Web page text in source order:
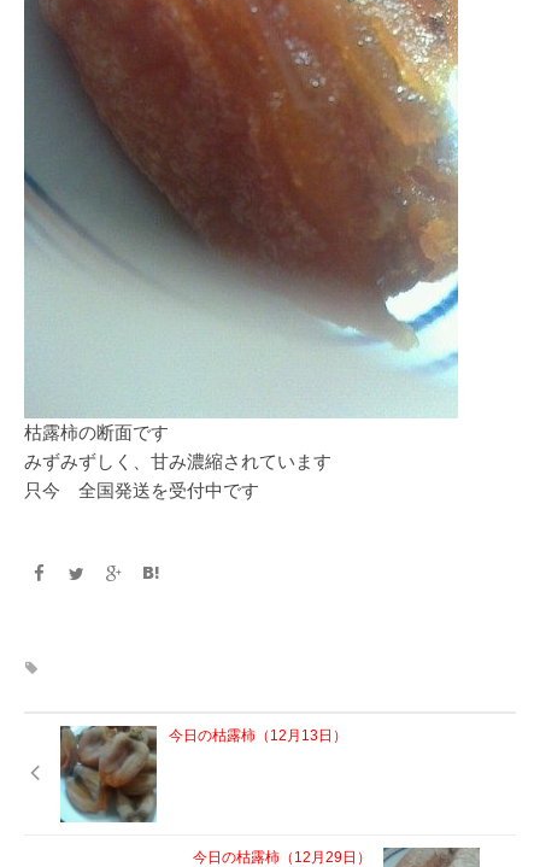
枯露柿の断面です
みずみずしく、甘み濃縮されています
只今 全国発送を受付中です
今日の枯露柿（12月13日）
今日の枯露柿（12月29日）